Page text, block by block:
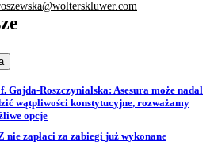
z z
wiadomości z
Gajda-Roszczynialska: Asesura może nadal
wątpliwości konstytucyjne, rozważamy
opcje
nie zapłaci za zabiegi już wykonane